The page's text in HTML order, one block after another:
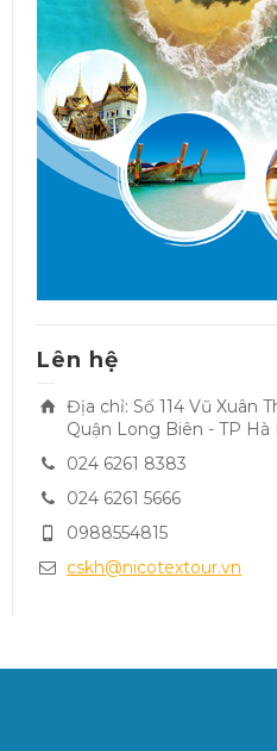
Lên hệ
Địa chỉ: Số 114 Vũ Xuân
Quận Long Biên - TP Hà
024 6261 8383
024 6261 5666
0988554815
cskh@nicotextour.vn